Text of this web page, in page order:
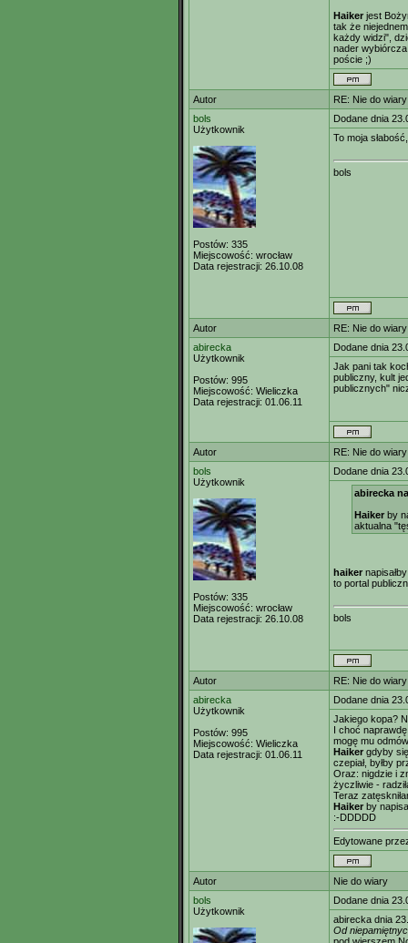
Haiker jest
tak że
każdy widzi",
nader
poście ;)
Autor
RE: Nie do wiary
bols
Użytkownik
Postów: 335
Miejscowość: wrocław
Data rejestracji: 26.10.08
Dodane dnia
To moja
bols
Autor
RE: Nie do wiary
abirecka
Użytkownik
Postów: 995
Miejscowość: Wieliczka
Data rejestracji: 01.06.11
Dodane dnia
Jak pani tak
publiczny, kult
publicznych"
Autor
RE: Nie do wiary
bols
Użytkownik
Postów: 335
Miejscowość: wrocław
Data rejestracji: 26.10.08
Dodane dnia
abirecka
Haiker by
aktualna
haiker
to portal
bols
Autor
RE: Nie do wiary
abirecka
Użytkownik
Postów: 995
Miejscowość: Wieliczka
Data rejestracji: 01.06.11
Dodane dnia
Jakiego kopa?
I choć
mogę mu
Haiker gdyby
czepiał, byłby
Oraz: nigdzie i
życzliwie -
Teraz
Haiker by
:-DDDDD
Edytowane
Autor
Nie do wiary
bols
Użytkownik
Dodane dnia
abirecka dnia
Od